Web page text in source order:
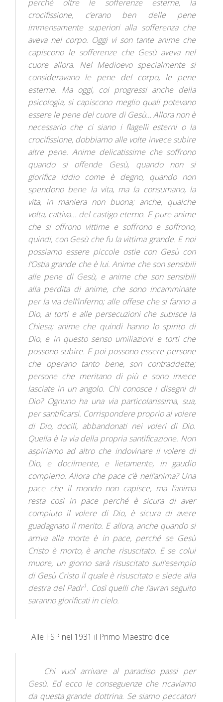
perché oltre le sofferenze esterne, la
crocifissione, c’erano ben delle pene
immensamente superiori alla sofferenza che
aveva nel corpo. Oggi vi son tante anime che
capiscono le sofferenze che Gesù aveva nel
cuore allora. Nel Medioevo specialmente si
consideravano le pene del corpo, le pene
esterne. Ma oggi, coi progressi anche della
psicologia, si capiscono meglio quali potevano
essere le pene del cuore di Gesù… Allora non è
necessario che ci siano i flagelli esterni o la
crocifissione, dobbiamo alle volte invece subire
altre pene. Anime delicatissime che soffrono
quando si offende Gesù, quando non si
glorifica Iddio come è degno, quando non
spendono bene la vita, ma la consumano, la
vita, in maniera non buona; anche, qualche
volta, cattiva… del castigo eterno. E pure anime
che si offrono vittime e soffrono e soffrono,
quindi, con Gesù che fu la vittima grande. E noi
possiamo essere piccole ostie con Gesù con
l’Ostia grande che è lui. Anime che son sensibili
alle pene di Gesù, e anime che son sensibili
alla perdita di anime, che sono incamminate
per la via dell’inferno; alle offese che si fanno a
Dio, ai torti e alle persecuzioni che subisce la
Chiesa; anime che quindi hanno lo spirito di
Dio, e in questo senso umiliazioni e torti che
possono subire. E poi possono essere persone
che operano tanto bene, son contraddette;
persone che meritano di più e sono invece
lasciate in un angolo. Chi conosce i disegni di
Dio? Ognuno ha una via particolarissima, sua,
per santificarsi. Corrispondere proprio al volere
di Dio, docili, abbandonati nei voleri di Dio.
Quella è la via della propria santificazione. Non
aspiriamo ad altro che indovinare il volere di
Dio, e docilmente, e lietamente, in gaudio
compierlo. Allora che pace c’è nell’anima? Una
pace che il mondo non capisce, ma l’anima
resta così in pace perché è sicura di aver
compiuto il volere di Dio, è sicura di avere
guadagnato il merito. E allora, anche quando si
arriva alla morte è in pace, perché se Gesù
Cristo è morto, è anche risuscitato. E se colui
muore, un giorno sarà risuscitato sull’esempio
di Gesù Cristo il quale è risuscitato e siede alla
destra del Padr1. Così quelli che l’avran seguito
saranno glorificati in cielo.
Alle FSP nel 1931 il Primo Maestro dice:
Chi vuol arrivare al paradiso passi per
Gesù. Ed ecco le conseguenze che ricaviamo
da questa grande dottrina. Se siamo peccatori